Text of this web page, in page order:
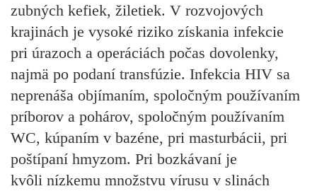
zubných kefiek, žiletiek. V rozvojových
krajinách je vysoké riziko získania infekcie
pri úrazoch a operáciách počas dovolenky,
najmä po podaní transfúzie. Infekcia HIV sa
neprenáša objímaním, spoločným používaním
príborov a pohárov, spoločným používaním
WC, kúpaním v bazéne, pri masturbácii, pri
poštípaní hmyzom. Pri bozkávaní je
kvôli nízkemu množstvu vírusu v slinách